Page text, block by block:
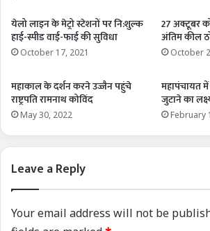
येलो लाइन के मेट्रो स्टेशनों पर नि:शुल्क
हाई-स्पीड वाई-फाई की सुविधा
October 17, 2021
27 अक्टूबर
अंतिम कील
October
महाकाल के दर्शन करने उज्जैन पहुंचे
राष्ट्रपति रामनाथ कोविंद
May 30, 2022
महापंचायत में
जुटाने का
February
Leave a Reply
Your email address will not be